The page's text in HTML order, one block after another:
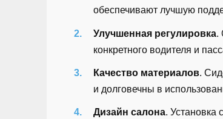
обеспечивают лучшую
Улучшенная регулировка.
конкретного водителя и
Качество материалов.
и долговечны в
Дизайн салона. Установка